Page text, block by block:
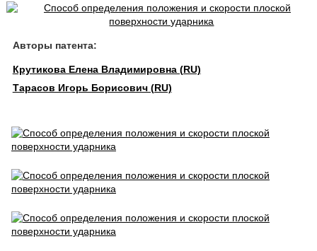
Авторы патента:
Крутикова Елена Владимировна (RU)
Тарасов Игорь Борисович (RU)